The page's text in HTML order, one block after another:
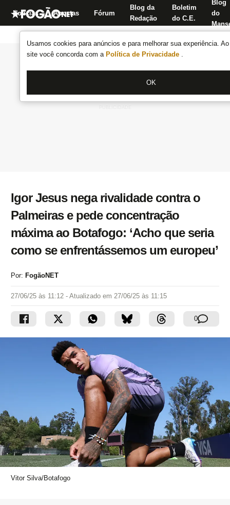
Usamos cookies para anúncios e para melhorar sua experiência.
site você concorda com a Política de Privacidade .
OK
Notícias Apostas Fórum
Blog da
Redação
Boletim
do C.E.
Blog
do
Igor Jesus nega rivalidade contra o
Palmeiras e pede concentração
máxima ao Botafogo: ‘Acho que seria
como se enfrentássemos um europeu’
Por: FogãoNET
27/06/25 às 11:12 - Atualizado em 27/06/25 às 11:15
0
Vitor Silva/Botafogo